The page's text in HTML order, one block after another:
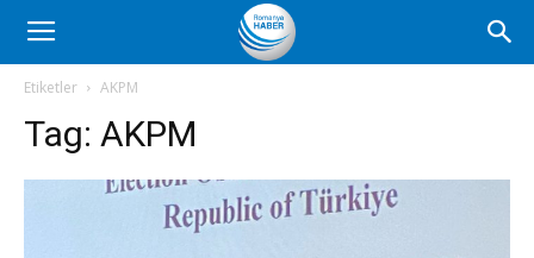
Romanya
Haber
Etiketler AKPM
Tag: AKPM